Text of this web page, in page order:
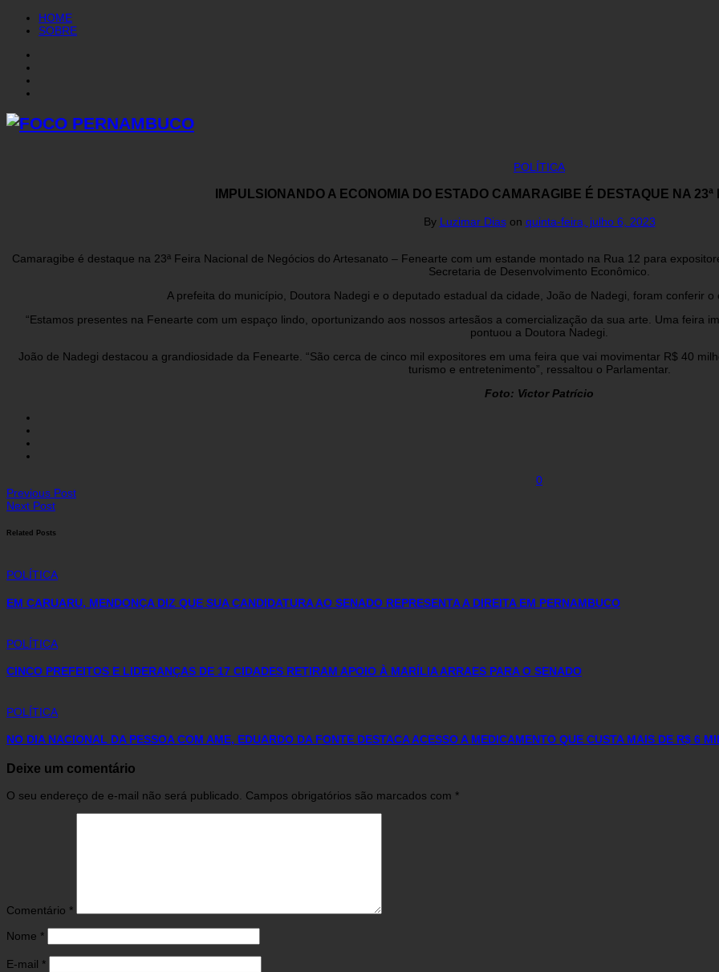
HOME
SOBRE
POLÍTICA
IMPULSIONANDO A ECONOMIA DO ESTADO CAMARAGIBE É DESTAQUE NA
By Luzimar Dias on quinta-feira, julho 6, 2023
Camaragibe é destaque na 23ª Feira Nacional de Negócios do Artesanato – Fenearte com um estande montado na Rua 12 para
Secretaria de Desenvolvimento Econômico.
A prefeita do município, Doutora Nadegi e o deputado estadual da cidade, João de Nadegi, foram conferir
“Estamos presentes na Fenearte com um espaço lindo, oportunizando aos nossos artesãos a comercialização da sua arte. Uma feira
pontuou a Doutora Nadegi.
João de Nadegi destacou a grandiosidade da Fenearte. “São cerca de cinco mil expositores em uma feira que vai movimentar R$ 40
turismo e entretenimento”, ressaltou o Parlamentar.
Foto: Victor Patrício
0
Previous Post
Next Post
Related Posts
POLÍTICA
EM CARUARU, MENDONÇA DIZ QUE SUA CANDIDATURA AO SENADO REPRESENTA A DIREITA EM PERNAMBUCO
POLÍTICA
CINCO PREFEITOS E LIDERANÇAS DE 17 CIDADES RETIRAM APOIO À MARÍLIA ARRAES PARA O SENADO
POLÍTICA
NO DIA NACIONAL DA PESSOA COM AME, EDUARDO DA FONTE DESTACA ACESSO A MEDICAMENTO QUE CUSTA MAIS DE R$ 6
Deixe um comentário
O seu endereço de e-mail não será publicado. Campos obrigatórios são marcados com *
Comentário *
Nome *
E-mail *